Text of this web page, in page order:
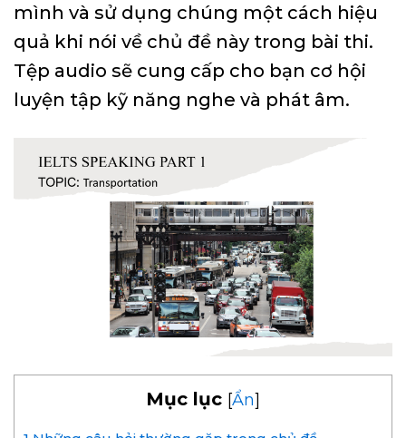
mình và sử dụng chúng một cách hiệu
quả khi nói về chủ đề này trong bài thi.
Tệp audio sẽ cung cấp cho bạn cơ hội
luyện tập kỹ năng nghe và phát âm.
Mục lục [Ẩn]